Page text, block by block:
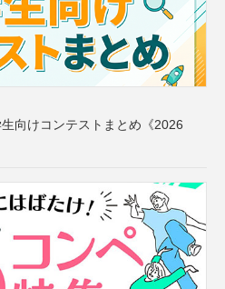
向けコンテストまとめ《2026